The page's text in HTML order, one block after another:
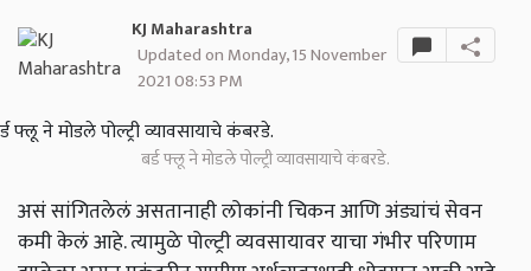
KJ Maharashtra
Updated on Monday, 15 November
2021 08:53 PM
बर्ड फ्लू ने मोडले पोल्ट्री व्यावसायाचे कंबरडे.
असं सांगितलेलं असतानाही लोकांनी चिकन आणि अंड्यांचं सेवन
कमी केलं आहे. त्यामुळे पोल्ट्री व्यवसायावर याचा गंभीर परिणाम